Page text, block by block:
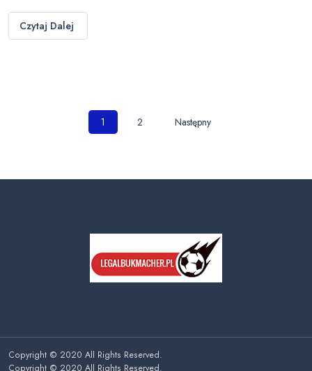
Czytaj Dalej
Nawigacja
1 2 Następny
Copyright © 2020 All Rights Reserved.
Copyright © 2020 All Rights Reserved.